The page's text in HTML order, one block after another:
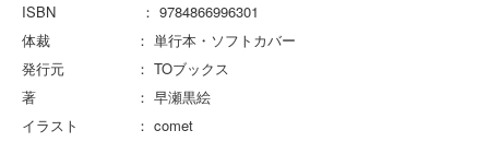
ISBN ： 9784866996301
体裁 ： 単行本・ソフトカバー
発行元 ： TOブックス
著 ： 早瀬黒絵
イラスト ： comet